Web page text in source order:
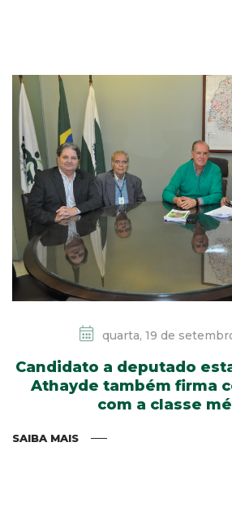
quarta, 19 de
Candidato a deputado
Athayde também firma
com a classe
SAIBA MAIS